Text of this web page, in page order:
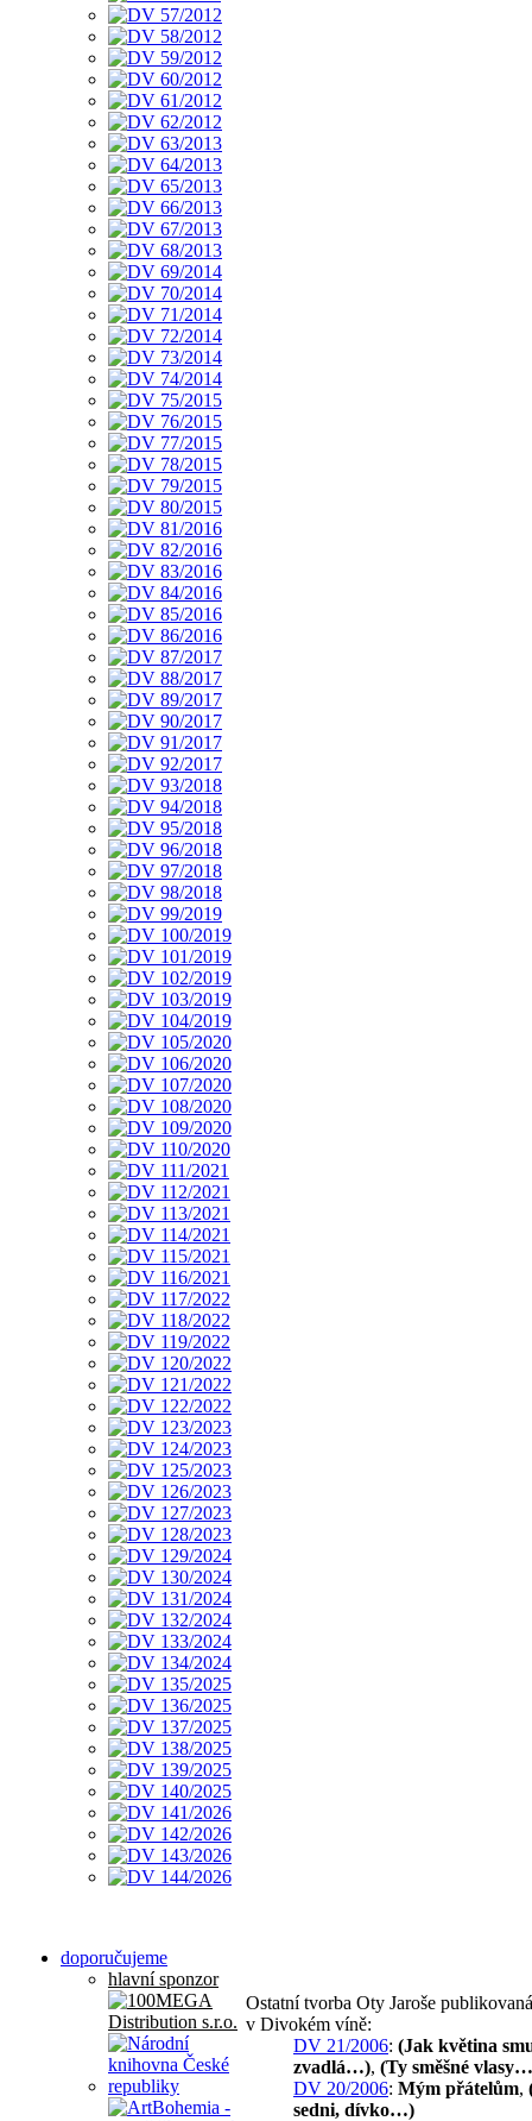
doporučujeme
hlavní sponzor
Ostatní tvorba Oty Jaroše publikovaná
v Divokém víně:
DV 21/2006: (Jak květina
zvadlá…), (Ty směšné
DV 20/2006: Mým přátelům,
sedni, dívko…)